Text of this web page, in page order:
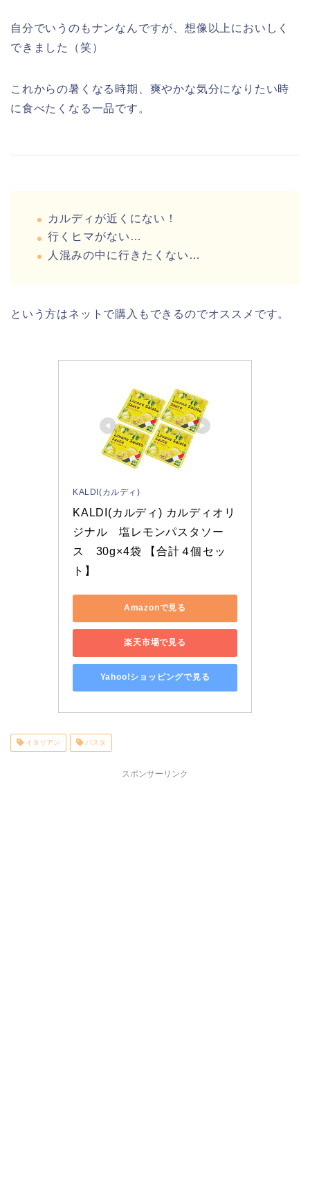
自分でいうのもナンなんですが、想像以上においしく
できました（笑）
これからの暑くなる時期、爽やかな気分になりたい時
に食べたくなる一品です。
カルディが近くにない！
行くヒマがない…
人混みの中に行きたくない…
という方はネットで購入もできるのでオススメです。
KALDI(カルディ)
KALDI(カルディ) カルディオリ
ジナル　塩レモンパスタソー
ス　30g×4袋 【合計４個セッ
ト】
Amazonで見る
楽天市場で見る
Yahoo!ショッピングで見る
イタリアン パスタ
スポンサーリンク